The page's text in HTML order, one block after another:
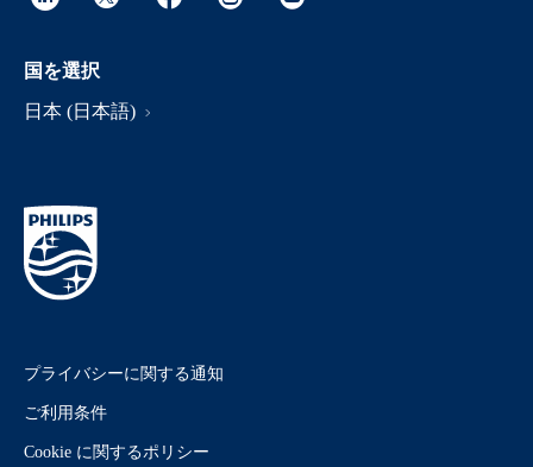
国を選択
日本 (日本語)
プライバシーに関する通知
ご利用条件
Cookie に関するポリシー